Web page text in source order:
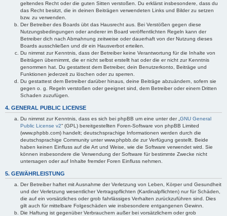
geltendes Recht oder die guten Sitten verstoßen. Du erklärst insbesondere, dass du
das Recht besitzt, die in deinen Beiträgen verwendeten Links und Bilder zu setzen
bzw. zu verwenden.
Der Betreiber des Boards übt das Hausrecht aus. Bei Verstößen gegen diese
Nutzungsbedingungen oder anderer im Board veröffentlichten Regeln kann der
Betreiber dich nach Abmahnung zeitweise oder dauerhaft von der Nutzung dieses
Boards ausschließen und dir ein Hausverbot erteilen.
Du nimmst zur Kenntnis, dass der Betreiber keine Verantwortung für die Inhalte von
Beiträgen übernimmt, die er nicht selbst erstellt hat oder die er nicht zur Kenntnis
genommen hat. Du gestattest dem Betreiber, dein Benutzerkonto, Beiträge und
Funktionen jederzeit zu löschen oder zu sperren.
Du gestattest dem Betreiber darüber hinaus, deine Beiträge abzuändern, sofern sie
gegen o. g. Regeln verstoßen oder geeignet sind, dem Betreiber oder einem Dritten
Schaden zuzufügen.
4. GENERAL PUBLIC LICENSE
Du nimmst zur Kenntnis, dass es sich bei phpBB um eine unter der „ GNU General
Public License v2“ (GPL) bereitgestellten Foren-Software von phpBB Limited
(www.phpbb.com) handelt; deutschsprachige Informationen werden durch die
deutschsprachige Community unter www.phpbb.de zur Verfügung gestellt. Beide
haben keinen Einfluss auf die Art und Weise, wie die Software verwendet wird. Sie
können insbesondere die Verwendung der Software für bestimmte Zwecke nicht
untersagen oder auf Inhalte fremder Foren Einfluss nehmen.
5. GEWÄHRLEISTUNG
Der Betreiber haftet mit Ausnahme der Verletzung von Leben, Körper und Gesundheit
und der Verletzung wesentlicher Vertragspflichten (Kardinalpflichten) nur für Schäden,
die auf ein vorsätzliches oder grob fahrlässiges Verhalten zurückzuführen sind. Dies
gilt auch für mittelbare Folgeschäden wie insbesondere entgangenen Gewinn.
Die Haftung ist gegenüber Verbrauchern außer bei vorsätzlichem oder grob